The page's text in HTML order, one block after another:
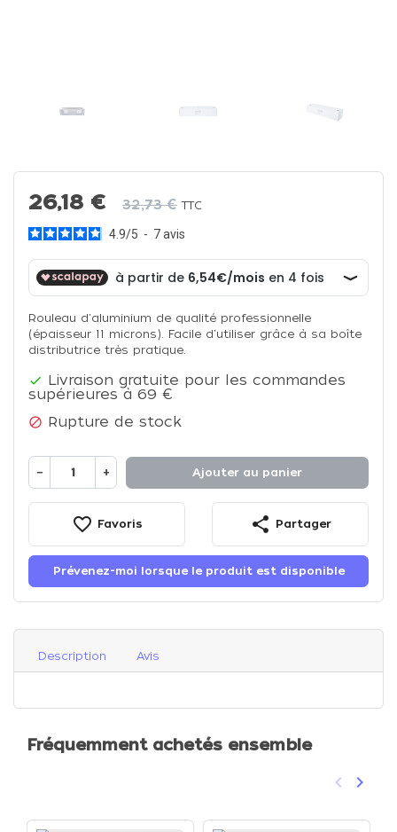
26,18 € 32,73 € TTC
4.9/5 - 7avis
Rouleau d'aluminium de qualité professionnelle
(épaisseur 11 microns). Facile d'utiliser grâce à sa boîte
distributrice très pratique.
 Livraison gratuite pour les commandes
supérieures à 69 €
 Rupture de stock
− + Ajouter au panier
favorite_border Favoris share Partager
Prévenez-moi lorsque le produit est disponible
Description Avis
Fréquemment achetés ensemble
Précédent
keyboard_arrow_left keyboard_arrow_right